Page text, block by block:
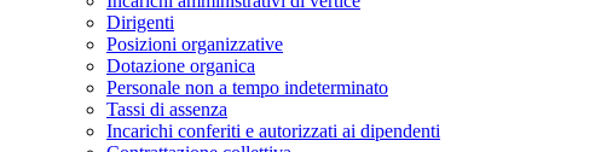
Dirigenti
Posizioni organizzative
Dotazione organica
Personale non a tempo indeterminato
Tassi di assenza
Incarichi conferiti e autorizzati ai dipendenti